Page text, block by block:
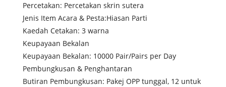
Percetakan: Percetakan skrin sutera
Jenis Item Acara & Pesta:Hiasan Parti
Kaedah Cetakan: 3 warna
Keupayaan Bekalan
Keupayaan Bekalan: 10000 Pair/Pairs per Day
Pembungkusan & Penghantaran
Butiran Pembungkusan: Pakej OPP tunggal, 12 untuk